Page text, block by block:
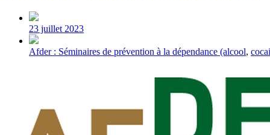
Post
date
23 juillet 2023
Tagged
Afder : Séminaires de prévention à la dépendance (alcool,